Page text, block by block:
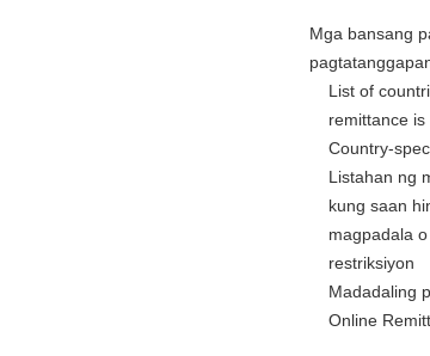
Mga bansang
List of
remittance is
Country-
Listahan ng
kung saan
magpadala
restriksiyon
Madadaling
Online